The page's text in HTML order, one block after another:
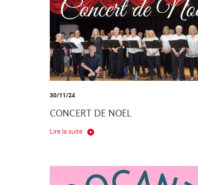
30/11/24
CONCERT DE NOEL
Lire la suite